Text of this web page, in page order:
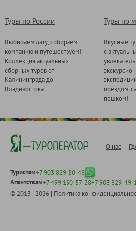
Туры по России
Выбираем дату, собираем
компанию и путешествуем!
Коллекция актуальных
сборных туров от
Калининграда до
Владивостока.
Туры по
Вкусные
с
поездом,
пешком!
О нас
Туристам+7 903 829-50-48
Агентствам+7 499 130-57-28+7 903 829-49-
© 2013 - 2026 | Политика